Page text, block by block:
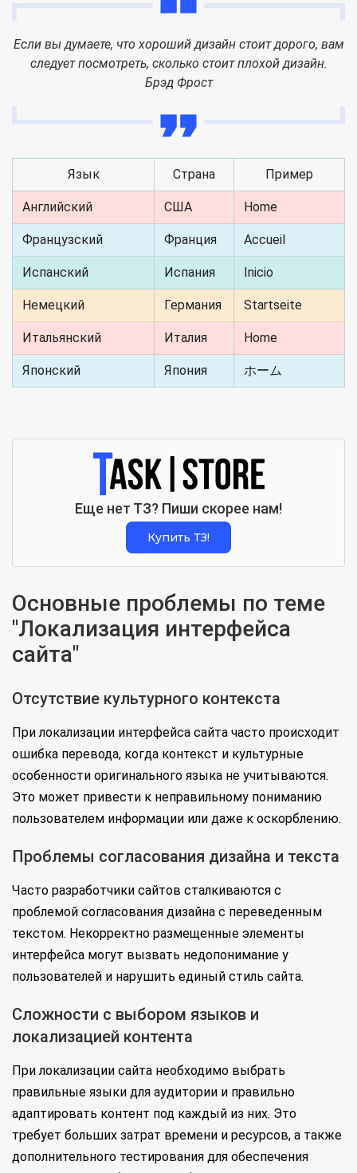
Если вы думаете, что хороший дизайн стоит дорого, вам
следует посмотреть, сколько стоит плохой дизайн.
Брэд Фрост
Язык Страна Пример
Английский США Home
Французский Франция Accueil
Испанский Испания Inicio
Немецкий Германия Startseite
Итальянский Италия Home
Японский Япония ホーム
Еще нет ТЗ? Пиши скорее нам!
Купить ТЗ!
Основные проблемы по теме
"Локализация интерфейса
сайта"
Отсутствие культурного контекста
При локализации интерфейса сайта часто происходит
ошибка перевода, когда контекст и культурные
особенности оригинального языка не учитываются.
Это может привести к неправильному пониманию
пользователем информации или даже к оскорблению.
Проблемы согласования дизайна и текста
Часто разработчики сайтов сталкиваются с
проблемой согласования дизайна с переведенным
текстом. Некорректно размещенные элементы
интерфейса могут вызвать недопонимание у
пользователей и нарушить единый стиль сайта.
Сложности с выбором языков и
локализацией контента
При локализации сайта необходимо выбрать
правильные языки для аудитории и правильно
адаптировать контент под каждый из них. Это
требует больших затрат времени и ресурсов, а также
дополнительного тестирования для обеспечения